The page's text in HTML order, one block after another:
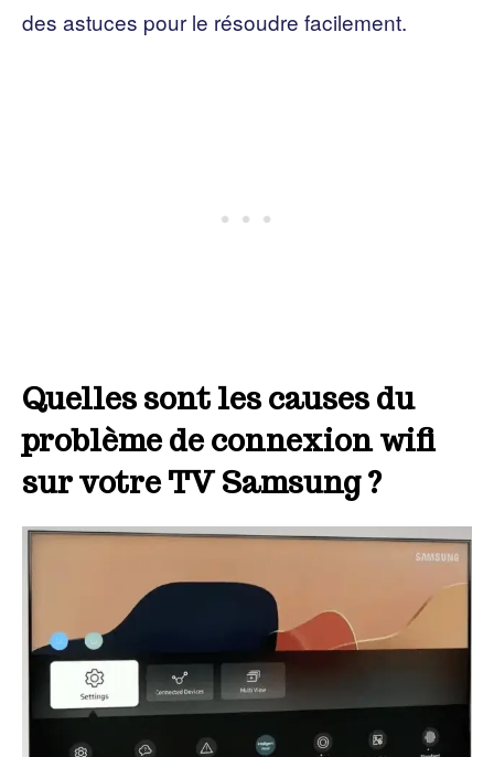
des astuces pour le résoudre facilement.
Quelles sont les causes du
problème de connexion wifi
sur votre TV Samsung ?